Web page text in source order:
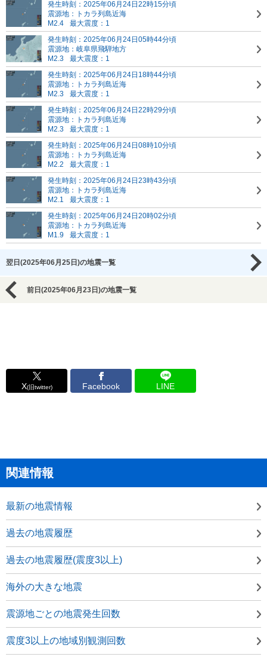
発生時刻：2025年06月24日22時15分頃
震源地：トカラ列島近海
M2.4
最大震度：1
発生時刻：2025年06月24日05時44分頃
震源地：岐阜県飛騨地方
M2.3
最大震度：1
発生時刻：2025年06月24日18時44分頃
震源地：トカラ列島近海
M2.3
最大震度：1
発生時刻：2025年06月24日22時29分頃
震源地：トカラ列島近海
M2.3
最大震度：1
発生時刻：2025年06月24日08時10分頃
震源地：トカラ列島近海
M2.2
最大震度：1
発生時刻：2025年06月24日23時43分頃
震源地：トカラ列島近海
M2.1
最大震度：1
発生時刻：2025年06月24日20時02分頃
震源地：トカラ列島近海
M1.9
最大震度：1
翌日(2025年06月25日)の地震一覧
前日(2025年06月23日)の地震一覧
X(旧twitter) Facebook LINE
関連情報
最新の地震情報
過去の地震履歴
過去の地震履歴(震度3以上)
海外の大きな地震
震源地ごとの地震発生回数
震度3以上の地域別観測回数